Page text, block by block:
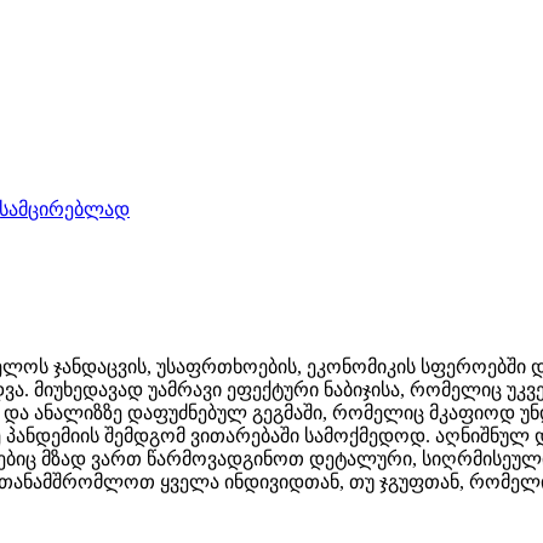
ჯანდაცვის, უსაფრთხოების, ეკონომიკის სფეროებში
მიუხედავად უამრავი ეფექტური ნაბიჯისა, რომელიც
ანალიზზე დაფუძნებულ გეგმაში, რომელიც მკაფიოდ
შემდგომ ვითარებაში სამოქმედოდ.
მზად ვართ წარმოვადგინოთ დეტალური,
ყველა ინდივიდთან, თუ ჯგუფთან,